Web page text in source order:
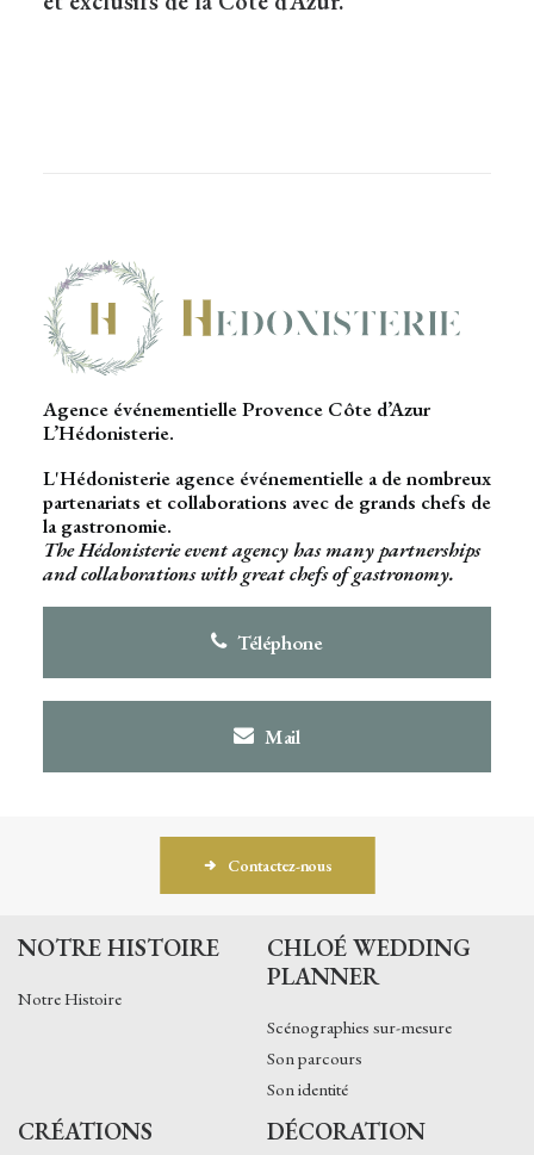
Agence événementielle Provence Côte d’Azur
L’Hédonisterie.
L'Hédonisterie agence événementielle a de nombreux
partenariats et collaborations avec de grands chefs de
la gastronomie.
The Hédonisterie event agency has many partnerships
and collaborations with great chefs of gastronomy.
Téléphone
Mail
Contactez-nous
NOTRE HISTOIRE
Notre Histoire
CHLOÉ WEDDING
PLANNER
Scénographies sur-mesure
Son parcours
Son identité
CRÉATIONS DÉCORATION